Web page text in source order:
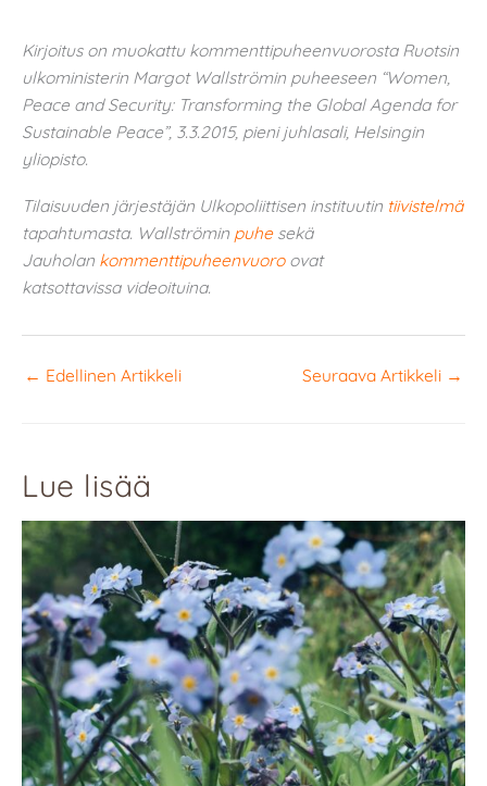
Kirjoitus on muokattu kommenttipuheenvuorosta Ruotsin
ulkoministerin Margot Wallströmin puheeseen “Women,
Peace and Security: Transforming the Global Agenda for
Sustainable Peace”, 3.3.2015, pieni juhlasali, Helsingin
yliopisto.
Tilaisuuden järjestäjän Ulkopoliittisen instituutin tiivistelmä
tapahtumasta. Wallströmin puhesekä
Jauholan kommenttipuheenvuoroovat
katsottavissa videoituina.
← Edellinen Artikkeli Seuraava Artikkeli →
Lue lisää